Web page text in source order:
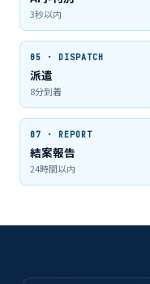
3秒以内
05 · DISPATCH
派遣
8分到着
07 · REPORT
結案報告
24時間以内